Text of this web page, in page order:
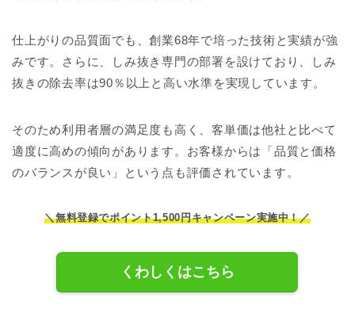
仕上がりの品質面でも、創業68年で培った技術と実績が強
みです。さらに、しみ抜き専門の部署を設けており、しみ
抜きの除去率は90％以上と高い水準を実現しています。
そのため利用者層の満足度も高く、客単価は他社と比べて
適度に高めの傾向があります。お客様からは「品質と価格
のバランスが良い」という点も評価されています。
＼無料登録でポイント1,500円キャンペーン実施中！／
くわしくはこちら